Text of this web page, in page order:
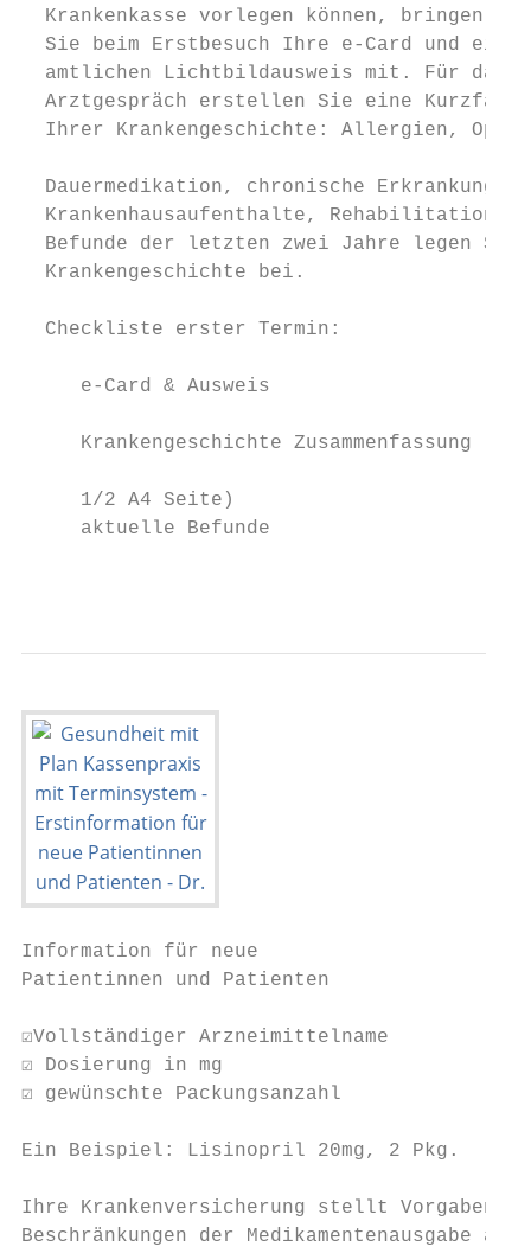
Krankenkasse vorlegen können, bringen
Sie beim Erstbesuch Ihre e-Card und
amtlichen Lichtbildausweis mit. Für das
Arztgespräch erstellen Sie eine
Ihrer Krankengeschichte: Allergien,
  Dauermedikation, chronische Erkrankungen,
Krankenhausaufenthalte, Rehabilitation.
Befunde der letzten zwei Jahre legen
Krankengeschichte bei.
Checkliste erster Termin:
e-Card & Ausweis
Krankengeschichte Zusammenfassung
     1/2 A4 Seite)
     aktuelle Befunde
Information für neue
Patientinnen und Patienten
☑Vollständiger Arzneimittelname
☑ Dosierung in mg
☑ gewünschte Packungsanzahl
Ein Beispiel: Lisinopril 20mg, 2 Pkg.
Ihre Krankenversicherung stellt Vorgaben
Beschränkungen der Medikamentenausgabe aus.